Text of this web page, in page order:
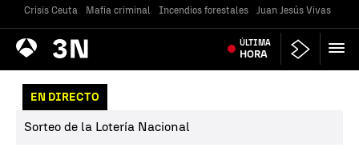
Crisis Ceuta Mafia criminal Incendios forestales Juan Jesús Vivas
Antena
3 Noticias ÚLTIMA
HORA
EN DIRECTO
Sorteo de la Lotería Nacional